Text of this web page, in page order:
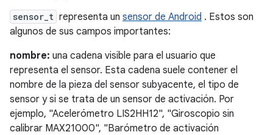
sensor_t representa un sensor de Android . Estos son
algunos de sus campos importantes:
nombre: una cadena visible para el usuario que
representa el sensor. Esta cadena suele contener el
nombre de la pieza del sensor subyacente, el tipo de
sensor y si se trata de un sensor de activación. Por
ejemplo, "Acelerómetro LIS2HH12", "Giroscopio sin
calibrar MAX21000", "Barómetro de activación